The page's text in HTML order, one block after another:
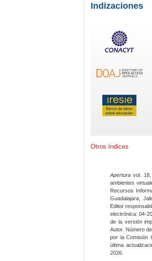
Indizaciones
Otros índices
Apertura vol.
ambientes
Recursos
Guadalajara,
Editor
electrónica: 04-
de la versión
Autor. Número
por la Comisión
última
2026.